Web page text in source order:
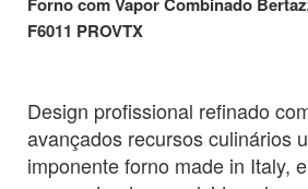
F6011 PROVTX
Design profissional refinado
avançados recursos culinários
imponente forno made in Italy,